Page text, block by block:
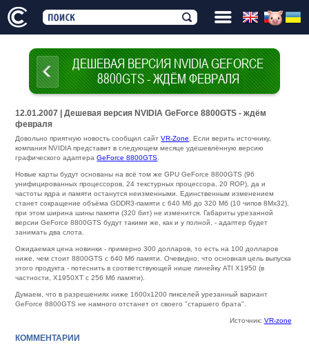
ДЕШЕВАЯ ВЕРСИЯ NVIDIA GEFORCE
8800GTS - ЖДЁМ ФЕВРАЛЯ
12.01.2007 | Дешевая версия NVIDIA GeForce 8800GTS - ждём
февраля
Довольно приятную новость сообщил сайтVR-Zone
. Если верить источнику,
компания NVIDIA представит в следующем месяце удешевлённую версию
графического адаптераGeForce 8800GTS
Новые карты будут основаны на всё том же GPU GeForce 8800GTS (96
унифицированных процессоров, 24 текстурных процессора, 20 ROP), да и
частоты ядра и памяти останутся неизменными. Единственным изменением
станет сокращение объёма GDDR3-памяти с 640 Мб до 320 Мб (10 чипов 8Мx32),
при этом ширина шины памяти (320 бит) не изменится. Габариты урезанной
версии GeForce 8800GTS будут такими же, как и у полной, - адаптер будет
занимать два слота.
Ожидаемая цена новинки - примерно 300 долларов, то есть на 100 долларов
ниже, чем стоит 8800GTS с 640 Мб памяти. Очевидно, что основная цель выпуска
этого продукта - потеснить в соответствующей нише линейку ATI X1950 (в
частности, X1950XT с 256 Мб памяти).
Думаем, что в разрешениях ниже 1600x1200 пикселей урезанный вариант
GeForce 8800GTS не намного отстанет от своего "старшего брата".
Источник: VR-zone
КОММЕНТАРИИ